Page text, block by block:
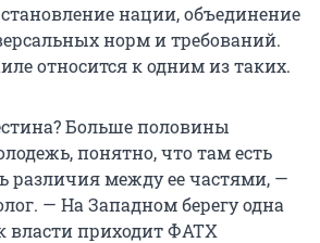
нации, объединение
норм и требований.
относится к одним из таких.
Больше половины
понятно, что там есть
различия между ее частями, —
— На Западном берегу одна
власти приходит ФАТХ